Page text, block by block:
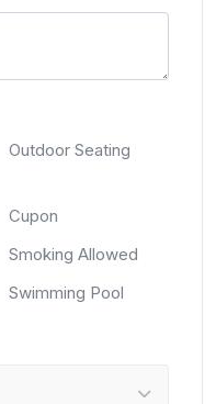
Outdoor Seating
Cupon
Smoking Allowed
Swimming Pool